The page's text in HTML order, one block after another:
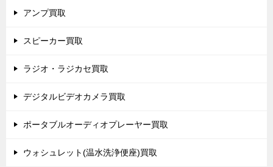
アンプ買取
スピーカー買取
ラジオ・ラジカセ買取
デジタルビデオカメラ買取
ポータブルオーディオプレーヤー買取
ウォシュレット(温水洗浄便座)買取